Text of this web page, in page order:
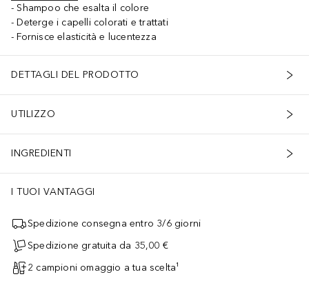
Shampoo che esalta il colore
Deterge i capelli colorati e trattati
Fornisce elasticità e lucentezza
DETTAGLI DEL PRODOTTO
UTILIZZO
INGREDIENTI
I TUOI VANTAGGI
Spedizione consegna entro 3/6 giorni
Spedizione gratuita da 35,00 €
2 campioni omaggio a tua scelta¹